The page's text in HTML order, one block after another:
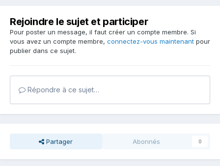
Rejoindre le sujet et participer
Pour poster un message, il faut créer un compte membre. Si
vous avez un compte membre, connectez-vous maintenant pour
publier dans ce sujet.
Répondre à ce sujet…
Partager Abonnés 0